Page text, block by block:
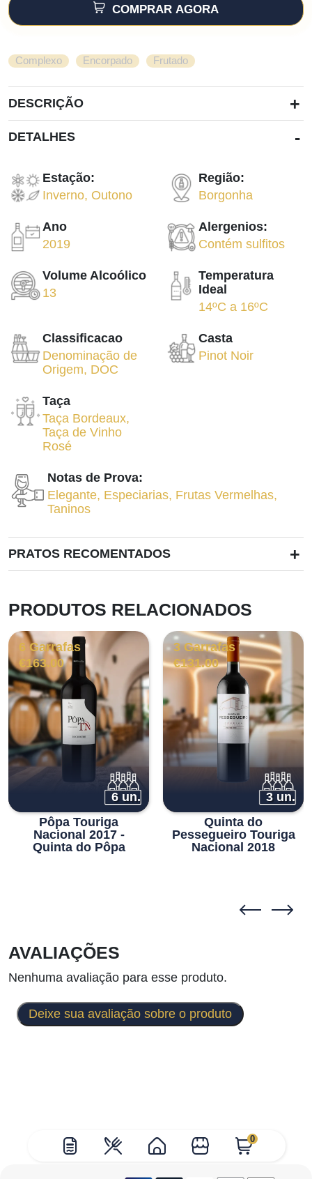
0
COMPRAR AGORA
Complexo Encorpado Frutado
DESCRIÇÃO +
DETALHES -
Estação:
Inverno, Outono
Região:
Borgonha
Ano
2019
Alergenios:
Contém sulfitos
Volume Alcoólico
13
Temperatura
Ideal
14ºC a 16ºC
Classificacao
Denominação de
Origem, DOC
Casta
Pinot Noir
Taça
Taça Bordeaux,
Taça de Vinho
Rosé
Notas de Prova:
Elegante, Especiarias, Frutas Vermelhas,
Taninos
PRATOS RECOMENTADOS +
PRODUTOS RELACIONADOS
6 Garrafas
€163.00
6 un.
Pôpa Touriga
Nacional 2017 -
Quinta do Pôpa
3 Garrafas
€131.00
3 un.
Quinta do
Pessegueiro Touriga
Nacional 2018
AVALIAÇÕES
Nenhuma avaliação para esse produto.
Deixe sua avaliação sobre o produto